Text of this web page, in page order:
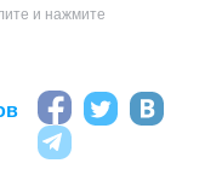
и нажмите